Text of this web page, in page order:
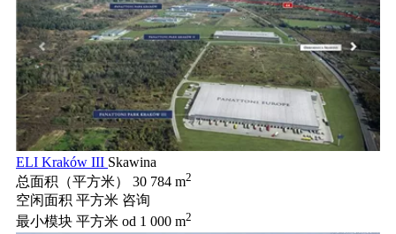
ELI Kraków III Skawina
总面积（平方米）
30 784 m2
空闲面积 平方米 咨询
最小模块 平方米 od 1 000 m2